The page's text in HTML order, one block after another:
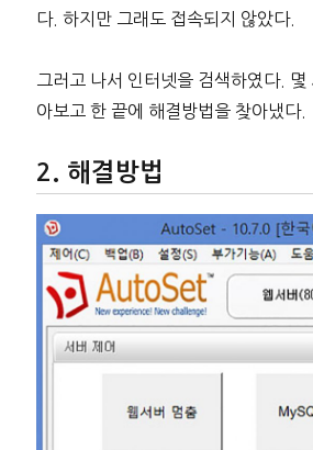
다. 하지만 그래도 접속되지 않았다.
그러고 나서 인터넷을 검색하였다. 몇
아보고 한 끝에 해결방법을 찾아냈다.
해결방법